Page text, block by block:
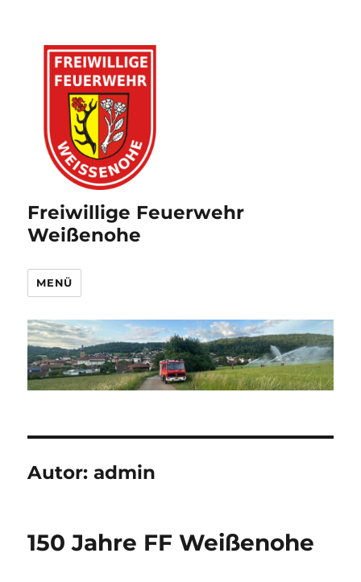
Freiwillige Feuerwehr
Weißenohe
MENÜ
Autor:admin
150 Jahre FF Weißenohe